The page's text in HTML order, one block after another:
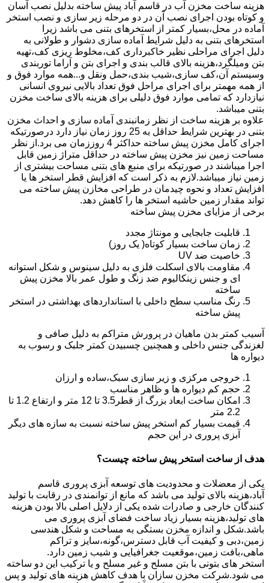
هزینه ساخت مخزن آب در قاسم آباد پیش ساخته بدلیل نصب آسان
و کوتاه بودن اجرای نصب آن در دو مرحله زیر سازی و نصب استخر
آماده در محل،بسیار کمتر از استخرهای بتنی می باشد زیرا
استخرهای بتنی به دلیل شرایط آماده سازی دشوار و طولانی به
دلیل اجرای مراحلی نظیر خاکبرداری کف،مخلوط ریزی کف،تهیه
بتن ومیلگرد،هزینه بالای قالب بندی و اجرای بتن و آراما توربندی
وسیستم آن،کف سازی،شیب بندی،حمل ونقل و...همه موارد فوق و
از همه مهمتر برای اجرای مراحل فوق تعداد بالایی نیروی انسانی
نیازدارد که تمامی موارد فوق دلیلی برای هزینه بالای ساخت مخزن
بتنی میباشد.
علاوه بر هزینه ساخت از نظر زمانبندی آماده سازی و احداث مخزن
بتنی در بهترین شرایط حداقل به 25 روز زمان نیاز دارد درصورتیکه
اجرای کامل مخزن پیش ساخته حداکثر 4 روززمان می برد.از نظر
مساحت زمین نیز مخزن پیش ساخته در حداقل متراژ زمین قابل
اجرا میباشند در صورتیکه برای منبع های بتنی مساحت بیشتری از
زمین نیاز میباشد.لازم به ذکر است که افزایش قطر استخر ها یا
افزایش تعداد و نحوه چیدمان در طراحی مخازن پیش ساخته می
تواند مقدار زمین حاشیه استخر ها را کاهش دهد.
برخی از مزایای مخزن پیش ساخته
قابلیت جابجایی و مونتاژ مجدد
زمان ساخت بسیار کوتاه( یک روز)
خاصیت ضد UV
مقاومت بالای اسکلت فلزی به دلیل سینوس و شکل استوانه
ای و جنس زینکالیوم ضد زنگ و طول عمر بالا مخزن پیش
ساخته
رنگ مناسب سطح داخلی با استانداردهای بهداشتی در استخر
پیش ساخته
آسیب کمتر بدن ماهیان در پرورش متراکم به دلیل صافی و
لغزندگی جنس داخلی و همچنین چسبیدن کمتر جلبک و رسوب به
دیواره ها
خروجی مرکزی و زیر سازی سبک،ساده و ارزان
حجم کم دیواره ها و ظاهر مناسب
امکان ساخت ابعاد بزرگ از قطر3.5 تا 12 متر و ارتفاع 1.2 تا
2.2 متر
قیمت بسیار کم استخر پیش ساخته نسبت به سازه های دیگر
آبزی پروری در این حجم
هدف از ساخت استخر پیش ساخته چیست؟
یکی از معضلات و محدودیت های توسعه آبزی پروری قاسم
آباد،هزینه بالای تولید می باشد که مانع از توانمندی در رقابت با تولید
کنندگان خارجی و صادرات شده یکی از دلایل اصلی بالا بودن هزینه
های تولید،هزینه بسیار زیاد ساخت فضای آبزی پروری می
باشد.شکل و اندازه مخزن بستگی به مساحت و شکل هندسی
زمین،دبی و کیفیت آب قابل دسترس،گونه،سایز و تراکم
ماهی،بافت زمین،موقعیت جغرافیایی و شیب زمین دارد.
استخر های بتونی با بتن مسلح و غیر مسلح و یا ترکیب این دو ساخته
می شود.شرکت مخزن سازان با هدف کاهش هزینه های تولید و پس